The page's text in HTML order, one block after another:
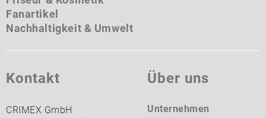
Fanartikel
Nachhaltigkeit & Umwelt
Kontakt
CRIMEX GmbH
Über uns
Unternehmen